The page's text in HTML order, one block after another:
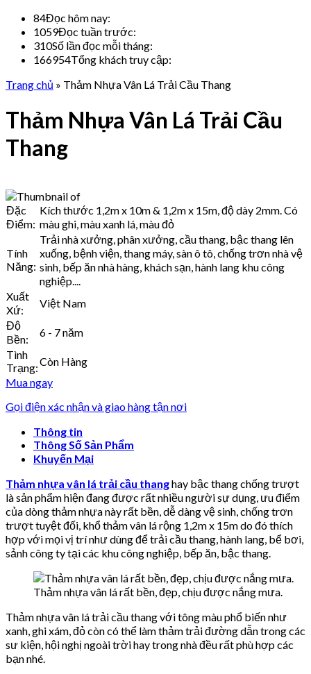
84Đọc hôm nay:
1059Đọc tuần trước:
310Số lần đọc mỗi tháng:
166954Tổng khách truy cập:
Trang chủ » Thảm Nhựa Vân Lá Trải Cầu Thang
Thảm Nhựa Vân Lá Trải Cầu
Thang
Đặc
Điểm:
Kích thước 1,2m x 10m & 1,2m x 15m, độ dày 2mm. Có
màu ghi, màu xanh lá, màu đỏ
Tính
Năng:
Trải nhà xưởng, phân xưởng, cầu thang, bậc thang lên
xuống, bệnh viện, thang máy, sàn ô tô, chống trơn nhà vệ
sinh, bếp ăn nhà hàng, khách sạn, hành lang khu công
nghiệp....
Xuất
Xứ:
Việt Nam
Độ
Bền:
6 - 7 năm
Tình
Trạng:Còn Hàng
Mua ngay
Gọi điện xác nhận và giao hàng tận nơi
Thông tin
Thông Số Sản Phẩm
Khuyến Mại
Thảm nhựa vân lá trải cầu thanghay bậc thang chống trượt
là sản phẩm hiện đang được rất nhiều người sự dụng, ưu điểm
của dòng thảm nhựa này rất bền, dễ dàng vệ sinh, chống trơn
trượt tuyệt đối, khổ thảm vân lá rộng 1,2m x 15m do đó thích
hợp với mọi vị trí như dùng để trải cầu thang, hành lang, bể bơi,
sảnh công ty tại các khu công nghiệp, bếp ăn, bậc thang.
Thảm nhựa vân lá rất bền, đẹp, chịu được nắng mưa.
Thảm nhựa vân lá trải cầu thang với tông màu phổ biến như
xanh, ghi xám, đỏ còn có thể làm thảm trải đường dẫn trong các
sư kiện, hội nghị ngoài trời hay trong nhà đều rất phù hợp các
bạn nhé.